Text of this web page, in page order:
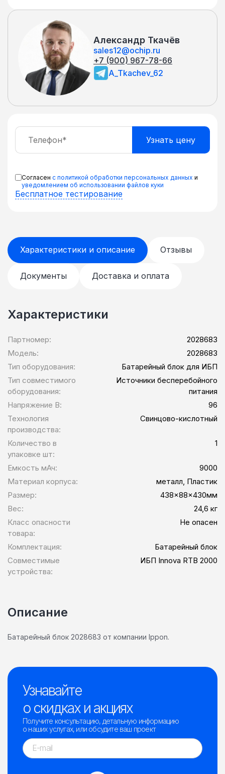
Александр Ткачёв
sales12@ochip.ru
+7 (900) 967-78-66
A_Tkachev_62
Согласен с политикой обработки персональных данных и
уведомлением об использовании файлов куки
Бесплатное тестирование
Характеристики и описание Отзывы
Документы Доставка и оплата
Характеристики
Партномер:
2028683
Модель:
2028683
Тип оборудования:
Батарейный блок для ИБП
Тип совместимого
оборудования:
Источники бесперебойного
питания
Напряжение В:
96
Технология
производства:
Свинцово-кислотный
Количество в
упаковке шт:
1
Емкость мАч:
9000
Материал корпуса:
металл, Пластик
Размер:
438x88x430мм
Вес:
24,6 кг
Класс опасности
товара:
Не опасен
Комплектация:
Батарейный блок
Совместимые
устройства:
ИБП Innova RTB 2000
Описание
Батарейный блок 2028683 от компании Ippon.
Узнавайте
о скидках и акциях
Получите консультацию, детальную информацию
о наших услугах, или обсудите ваш проект